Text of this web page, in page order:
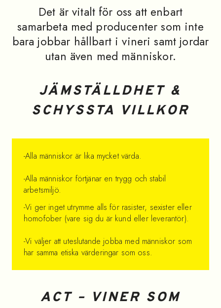
Det är vitalt för oss att enbart
samarbeta med producenter som inte
bara jobbar hållbart i vineri samt jordar
utan även med människor.
JÄMSTÄLLDHET &
SCHYSSTA VILLKOR
-Alla människor är lika mycket värda.
-Alla människor förtjänar en trygg och stabil
arbetsmiljö.
-Vi ger inget utrymme alls för rasister, sexister eller
homofober (vare sig du är kund eller leverantör).
-Vi väljer att uteslutande jobba med människor som
har samma etiska värderingar som oss.
ACT – VINER SOM